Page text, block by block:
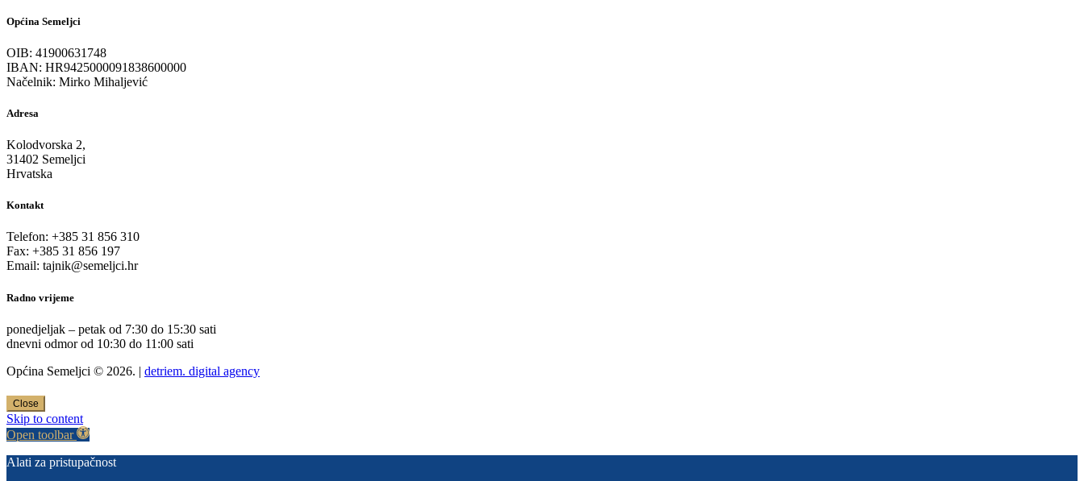
Općina Semeljci
OIB: 41900631748
IBAN: HR9425000091838600000
Načelnik: Mirko Mihaljević
Adresa
Kolodvorska 2,
31402 Semeljci
Hrvatska
Kontakt
Telefon: +385 31 856 310
Fax: +385 31 856 197
Email: tajnik@semeljci.hr
Radno vrijeme
ponedjeljak – petak od 7:30 do 15:30 sati
dnevni odmor od 10:30 do 11:00 sati
Općina Semeljci © 2026. | detriem. digital agency
Close
Skip to content
Open toolbar
Alati za pristupačnost